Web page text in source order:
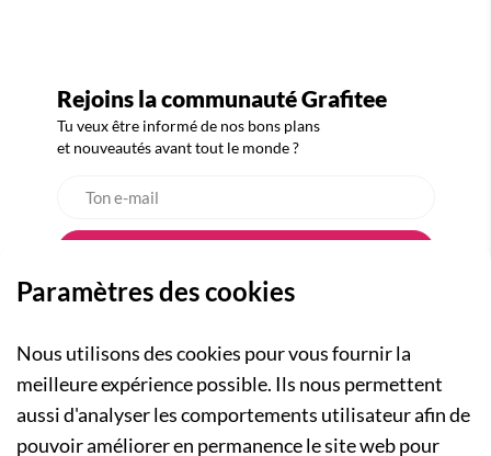
Rejoins la communauté Grafitee
Tu veux être informé de nos bons plans
et nouveautés avant tout le monde ?
A PROPOS
Paramètres des cookies
Nous utilisons des cookies pour vous fournir la
meilleure expérience possible. Ils nous permettent
aussi d'analyser les comportements utilisateur afin de
pouvoir améliorer en permanence le site web pour